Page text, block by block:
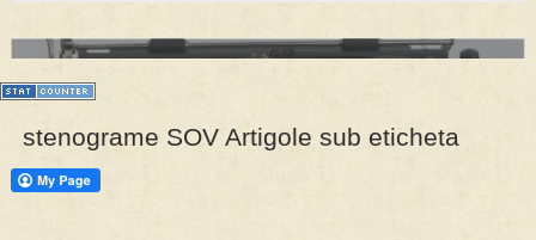
PRESA
Permise pentru vânătoarea de porci în costume, cu gulere albe
stenograme SOV Artigole sub eticheta